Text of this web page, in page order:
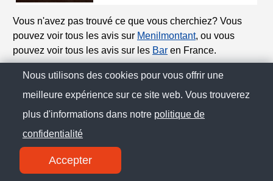
Vous n'avez pas trouvé ce que vous cherchiez? Vous
pouvez voir tous les avis sur Menilmontant, ou vous
pouvez voir tous les avis sur les Bar en France.
© Citoo France 2025
Politique de Confidentialité
Nous utilisons des cookies pour vous offrir une
meilleure expérience sur ce site web. Vous trouverez
plus d'informations dans notre politique de
confidentialité
Accepter